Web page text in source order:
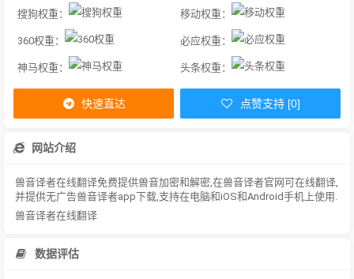
搜狗权重： 移动权重：
360权重： 必应权重：
神马权重： 头条权重：
快速直达 点赞支持 [0]
网站介绍
兽音译者在线翻译免费提供兽音加密和解密,在兽音译者官网可在线翻译,
并提供无广告兽音译者app下载,支持在电脑和iOS和Android手机上使用.
兽音译者在线翻译
数据评估